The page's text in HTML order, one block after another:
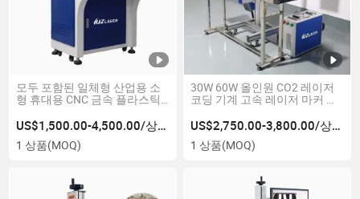
모두 포함된 일체형 산업용 소
형 휴대용 CNC 금속 플라스틱
인쇄 조각 기계
US$1,500.00-4,500.00/상품
1 상품(MOQ)
30W 60W 올인원 CO2 레이저
코딩 기계 고속 레이저 마커 기
US$2,750.00-3,800.00/상품
1 상품(MOQ)